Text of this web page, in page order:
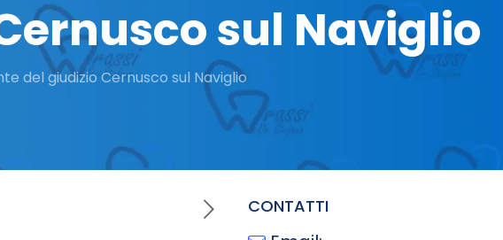
sul Naviglio
del giudizio Cernusco sul Naviglio
CONTATTI